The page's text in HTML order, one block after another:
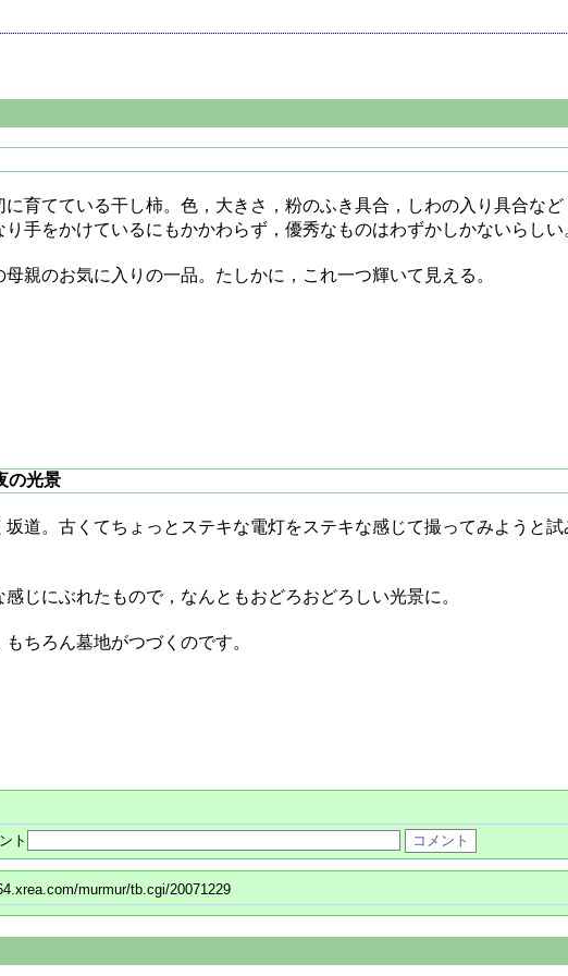
育てている干し柿。色，大きさ，粉のふき具合，しわの入り具合な
手をかけているにもかかわらず，優秀なものはわずかしかないらしい
親のお気に入りの一品。たしかに，これ一つ輝いて見える。
の光景
道。古くてちょっとステキな電灯をステキな感じて撮ってみようと試
じにぶれたもので，なんともおどろおどろしい光景に。
ちろん墓地がつづくのです。
ト
murmur/tb.cgi/20071229